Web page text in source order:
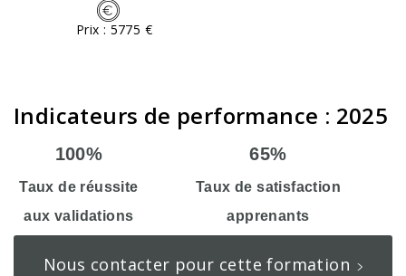
Prix : 5775 €
Indicateurs de performance : 2025
100%
Taux de réussite
aux validations
65%
Taux de satisfaction
apprenants
Nous contacter pour cette formation